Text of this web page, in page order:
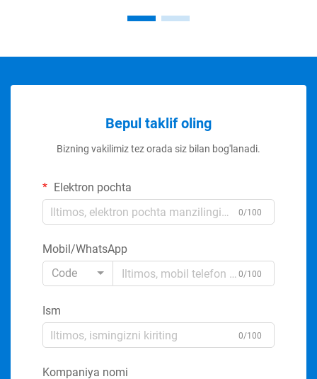
Bepul taklif oling
Bizning vakilimiz tez orada siz bilan bog'lanadi.
Elektron pochta
0/100
Mobil/WhatsApp
Code
0/100
Ism
0/100
Kompaniya nomi